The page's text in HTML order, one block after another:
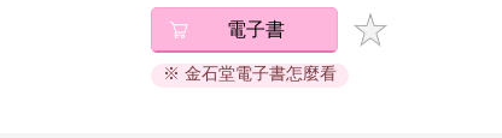
電子書
※ 金石堂電子書怎麼看